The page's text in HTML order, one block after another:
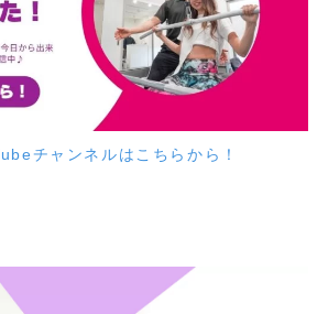
チャンネルはこちらから！